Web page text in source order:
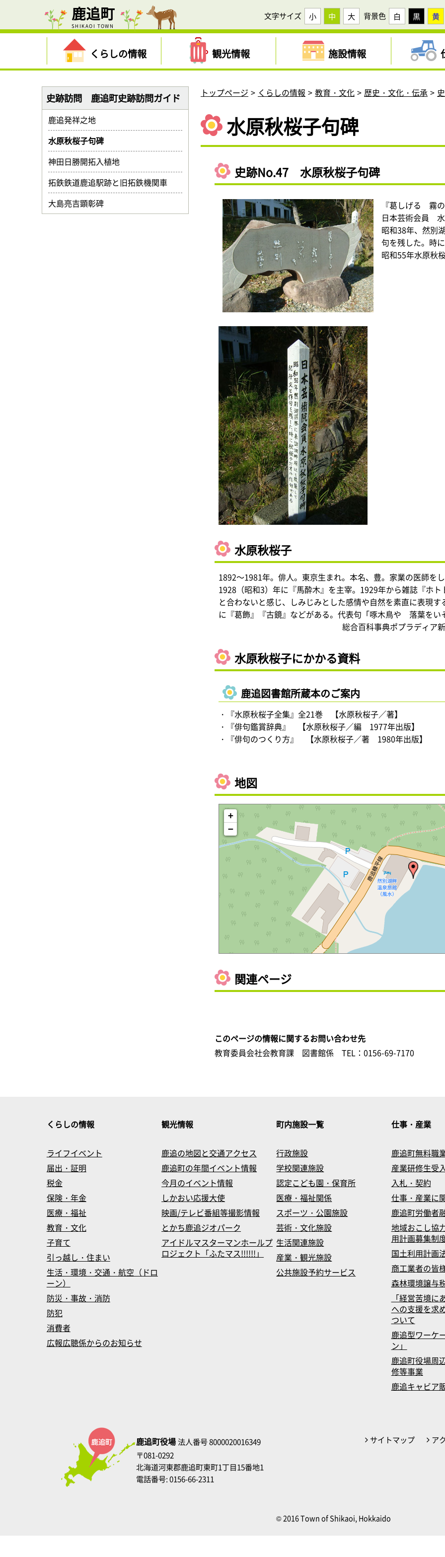
鹿追町
SHIKAOI TOWN
文字サイズ 小 中 大 背景色 白 黒 黄
くらしの情報 観光情報 施設情報
トップページ くらしの情報 教育・文化 歴史・文化・伝承
水原秋桜子句碑
史跡No.47 水原秋桜子句碑
『葛しげる 霧
日本芸術会員
昭和38年、然別
句を残した。時
昭和55年水原秋
水原秋桜子
1892～1981年。俳人。東京生まれ。本名、豊。家業の医師を
1928（昭和3）年に『馬酔木』を主宰。1929年から雑誌『ホ
と合わないと感じ、しみじみとした感情や自然を素直に表現
に『葛飾』『古鏡』などがある。代表句「啄木鳥や 落葉を
総合百科事典ポプラディア
水原秋桜子にかかる資料
鹿追図書館所蔵本のご案内
・『水原秋桜子全集』全21巻 【水原秋桜子／著】
・『俳句鑑賞辞典』 【水原秋桜子／編 1977年出版】
・『俳句のつくり方』 【水原秋桜子／著 1980年出版】
地図
+
−
関連ページ
このページの情報に関するお問い合わせ先
教育委員会社会教育課 図書館係
TEL：0156-69-7170
史跡訪問 鹿追町史跡訪問ガイド
鹿追発祥之地
水原秋桜子句碑
神田日勝開拓入植地
拓鉄鉄道鹿追駅跡と旧拓鉄機関車
大島亮吉顕彰碑
くらしの情報
ライフイベント
届出・証明
税金
保険・年金
医療・福祉
教育・文化
子育て
引っ越し・住まい
生活・環境・交通・航空（ドロ
ーン）
防災・事故・消防
防犯
消費者
広報広聴係からのお知らせ
観光情報
鹿追の地図と交通アクセス
鹿追町の年間イベント情報
今月のイベント情報
しかおい応援大使
映画/テレビ番組等撮影情報
とかち鹿追ジオパーク
アイドルマスターマンホールプ
ロジェクト「ふたマス!!!!!!」
町内施設一覧
行政施設
学校関連施設
認定こども園・保育所
医療・福祉関係
スポーツ・公園施設
芸術・文化施設
生活関連施設
産業・観光施設
公共施設予約サービス
仕事・産業
鹿追町無料職
産業研修生受
入札・契約
仕事・産業に
鹿追町労働者
地域おこし協
用計画募集制
国土利用計画
商工業者の皆
森林環境譲与
「経営苦境に
への支援を求
ついて
鹿追型ワーケ
ン」
鹿追町役場周
修等事業
鹿追キャビア
サイトマップ ア
鹿追町役場法人番号 8000020016349
〒081-0292
北海道河東郡鹿追町東町1丁目15番地1
電話番号: 0156-66-2311
© 2016 Town of Shikaoi, Hokkaido